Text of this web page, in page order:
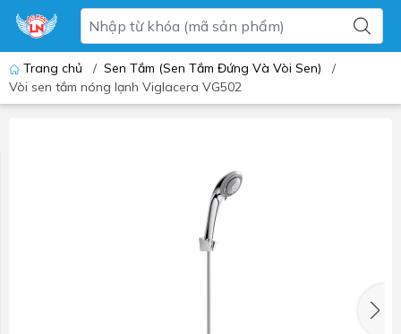
Trang chủ / Sen Tắm (Sen Tắm Đứng Và Vòi Sen)
/
Vòi sen tắm nóng lạnh Viglacera VG502